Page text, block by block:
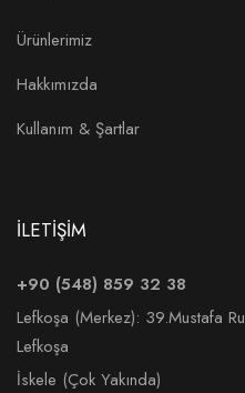
Ürünlerimiz
Hakkımızda
Kullanım & Şartlar
İLETİŞİM
+90 (548) 859 32 38
Lefkoşa (Merkez): 39.Mustafa
Lefkoşa
İskele (Çok Yakında)